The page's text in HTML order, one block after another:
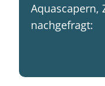
Aquascapern,
nachgefragt: